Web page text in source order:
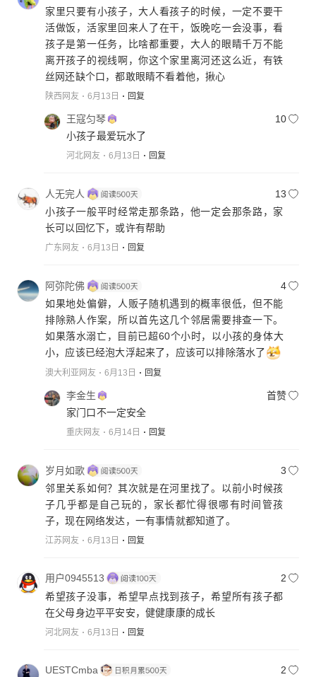
家里只要有小孩子，大人看孩子的时候，一定不要干
活做饭，活家里回来人了在干，饭晚吃一会没事，看
孩子是第一任务，比啥都重要，大人的眼睛千万不能
离开孩子的视线啊，你这个家里离河还这么近，有铁
丝网还缺个口，都敢眼睛不看着他，揪心
陕西网友 6月13日 回复
王寇匀琴
10
小孩子最爱玩水了
河北网友 6月13日 回复
人无完人
13
小孩子一般平时经常走那条路，他一定会那条路，家
长可以回忆下，或许有帮助
广东网友 6月13日 回复
阿弥陀佛
4
如果地处偏僻，人贩子随机遇到的概率很低，但不能
排除熟人作案，所以首先这几个邻居需要排查一下。
如果落水溺亡，目前已超60个小时，以小孩的身体大
小，应该已经泡大浮起来了，应该可以排除落水了
澳大利亚网友 6月13日 回复
李金生
首赞
家门口不一定安全
重庆网友 6月14日 回复
岁月如歌
3
邻里关系如何？其次就是在河里找了。以前小时候孩
子几乎都是自己玩的，家长都忙得很哪有时间管孩
子，现在网络发达，一有事情就都知道了。
江苏网友 6月13日 回复
用户0945513
2
希望孩子没事，希望早点找到孩子，希望所有孩子都
在父母身边平平安安，健健康康的成长
河北网友 6月13日 回复
UESTCmba 2